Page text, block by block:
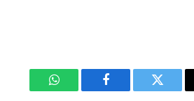
WhatsAppFacebook Twitter